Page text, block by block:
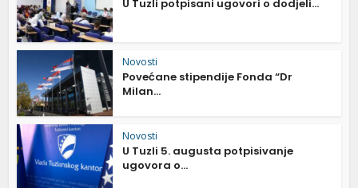
U Tuzli potpisani ugovori o dodjeli...
Novosti
Povećane stipendije Fonda “Dr
Milan...
Novosti
U Tuzli 5. augusta potpisivanje
ugovora o...